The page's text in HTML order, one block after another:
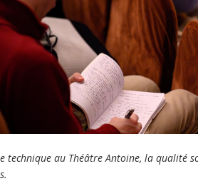
technique au Théâtre Antoine, la qualité